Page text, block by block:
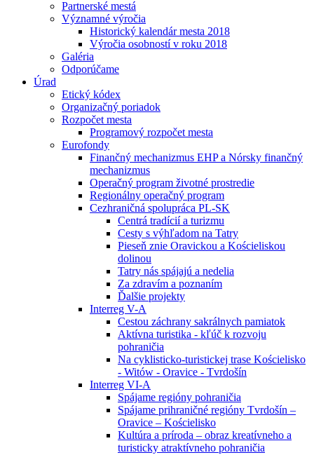
Partnerské mestá
Významné výročia
Historický kalendár mesta 2018
Výročia osobností v roku 2018
Galéria
Odporúčame
Úrad
Etický kódex
Organizačný poriadok
Rozpočet mesta
Programový rozpočet mesta
Eurofondy
Finančný mechanizmus EHP a Nórsky finančný
mechanizmus
Operačný program životné prostredie
Regionálny operačný program
Cezhraničná spolupráca PL-SK
Centrá tradícií a turizmu
Cesty s výhľadom na Tatry
Pieseň znie Oravickou a Kościeliskou
dolinou
Tatry nás spájajú a nedelia
Za zdravím a poznaním
Ďalšie projekty
Interreg V-A
Cestou záchrany sakrálnych pamiatok
Aktívna turistika - kľúč k rozvoju
pohraničia
Na cyklisticko-turistickej trase Kościelisko
- Witów - Oravice - Tvrdošín
Interreg VI-A
Spájame regióny pohraničia
Spájame prihraničné regióny Tvrdošín –
Oravice – Kościelisko
Kultúra a príroda – obraz kreatívneho a
turisticky atraktívneho pohraničia